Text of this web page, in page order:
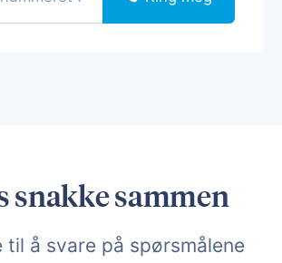
snakke sammen
til å svare på spørsmålene